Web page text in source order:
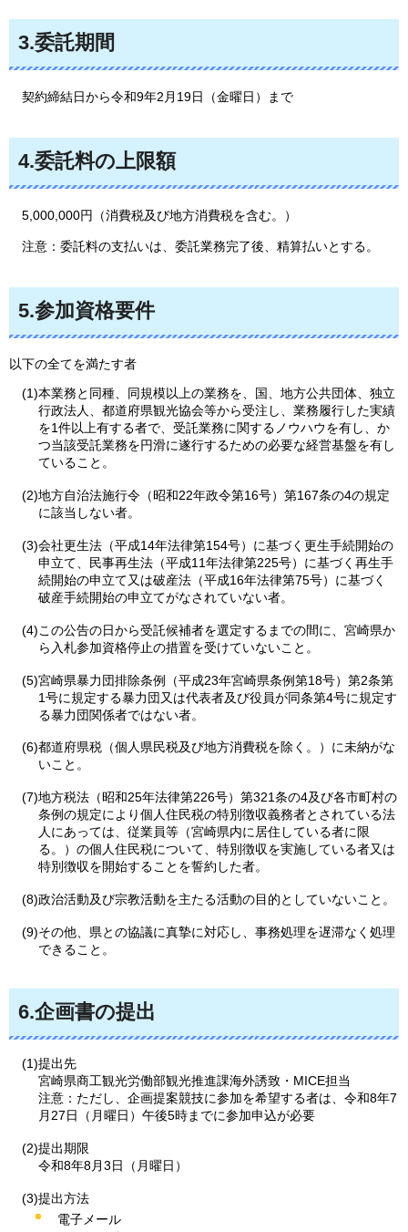
3.委託期間
契約締結日から令和9年2月19日（金曜日）まで
4.委託料の上限額
5,000,000円 （消費税及び地方消費税を含む。）
注意： 委託料の支払いは、委託業務完了後、精算払いとする。
5.参加資格要件
以下の全てを満たす者
(1)本業務と同種、同規模以上の業務を、国、地方公共団体、独立
行政法人、都道府県観光協会等から受注し、業務履行した実績
を1件以上有する者で、受託業務に関するノウハウを有し、か
つ当該受託業務を円滑に遂行するための必要な経営基盤を有し
ていること。
(2)地方自治法施行令（昭和22年政令第16号）第167条の4の規定
に該当しない者。
(3)会社更生法（平成14年法律第154号）に基づく更生手続開始の
申立て、民事再生法（平成11年法律第225号）に基づく再生手
続開始の申立て又は破産法（平成16年法律第75号）に基づく
破産手続開始の申立てがなされていない者。
(4)この公告の日から受託候補者を選定するまでの間に、宮崎県か
ら入札参加資格停止の措置を受けていないこと。
(5)宮崎県暴力団排除条例（平成23年宮崎県条例第18号）第2条第
1号に規定する暴力団又は代表者及び役員が同条第4号に規定す
る暴力団関係者ではない者。
(6)都道府県税（個人県民税及び地方消費税を除く。）に未納がな
いこと。
(7)地方税法（昭和25年法律第226号）第321条の4及び各市町村の
条例の規定により個人住民税の特別徴収義務者とされている法
人にあっては、従業員等（宮崎県内に居住している者に限
る。）の個人住民税について、特別徴収を実施している者又は
特別徴収を開始することを誓約した者。
(8)政治活動及び宗教活動を主たる活動の目的としていないこと。
(9)その他、県との協議に真摯に対応し、事務処理を遅滞なく処理
できること。
6.企画書の提出
(1)提出先
宮崎県商工観光労働部観光推進課海外誘致・MICE担当
注意：ただし、企画提案競技に参加を希望する者は、令和8年7
月27日（月曜日）午後5時までに参加申込が必要
(2)提出期限
令和8年8月3日（月曜日）
(3)提出方法
電子メール